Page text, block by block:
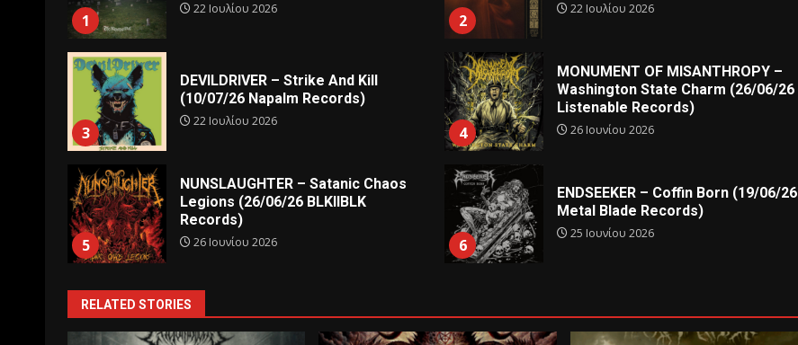
1
22 Ιουλίου 2026
2
22 Ιουλίου 2026
3
DEVILDRIVER – Strike And Kill
(10/07/26 Napalm Records)
22 Ιουλίου 2026
4
MONUMENT OF MISANTHROPY –
Washington State Charm (26/06/26
Listenable Records)
26 Ιουνίου 2026
5
NUNSLAUGHTER – Satanic Chaos
Legions (26/06/26 BLKIIBLK
Records)
26 Ιουνίου 2026 6
ENDSEEKER – Coffin Born (19/06/26
Metal Blade Records)
25 Ιουνίου 2026
RELATED STORIES